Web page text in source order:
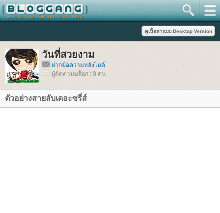
วันที่สวยงาม
ฝากข้อความหลังไมค์
ผู้ติดตามบล็อก : 0 คน
ตัวอย่างสายลับเดอะซรี่ส์